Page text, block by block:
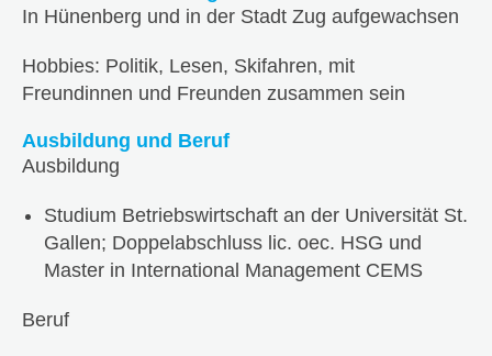
In Hünenberg und in der Stadt Zug aufgewachsen
Hobbies: Politik, Lesen, Skifahren, mit
Freundinnen und Freunden zusammen sein
Ausbildung und Beruf
Ausbildung
Studium Betriebswirtschaft an der Universität St.
Gallen; Doppelabschluss lic. oec. HSG und
Master in International Management CEMS
Beruf